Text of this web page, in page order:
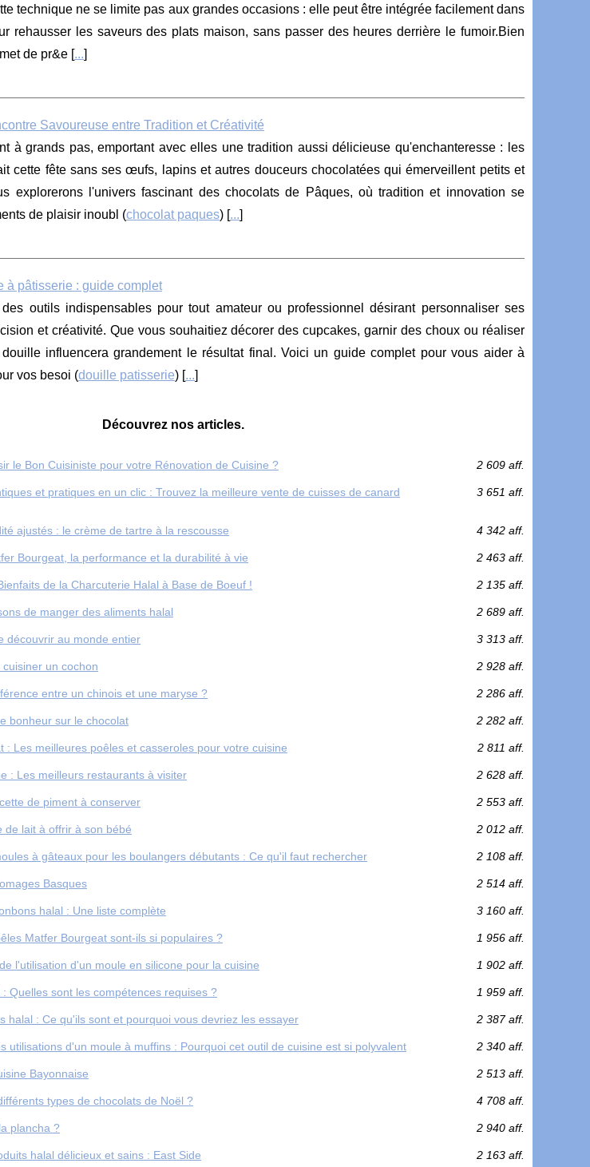
technique ne se limite pas aux grandes occasions : elle peut être intégrée facilement dans
rehausser les saveurs des plats maison, sans passer des heures derrière le fumoir.Bien
de pr&e [...]
Savoureuse entre Tradition et Créativité
à grands pas, emportant avec elles une tradition aussi délicieuse qu'enchanteresse : les
cette fête sans ses œufs, lapins et autres douceurs chocolatées qui émerveillent petits et
explorerons l'univers fascinant des chocolats de Pâques, où tradition et innovation se
de plaisir inoubl (chocolat paques) [...]
à pâtisserie : guide complet
outils indispensables pour tout amateur ou professionnel désirant personnaliser ses
et créativité. Que vous souhaitiez décorer des cupcakes, garnir des choux ou réaliser
influencera grandement le résultat final. Voici un guide complet pour vous aider à
vos besoi (douille patisserie) [...]
Découvrez nos articles.
le Bon Cuisiniste pour votre Rénovation de Cuisine ? 2 609 aff.
et pratiques en un clic : Trouvez la meilleure vente de cuisses de canard
3 651 aff.
ajustés : le crème de tartre à la rescousse 4 342 aff.
Bourgeat, la performance et la durabilité à vie 2 463 aff.
de la Charcuterie Halal à Base de Boeuf ! 2 135 aff.
de manger des aliments halal 2 689 aff.
découvrir au monde entier 3 313 aff.
un cochon 2 928 aff.
entre un chinois et une maryse ? 2 286 aff.
bonheur sur le chocolat 2 282 aff.
: Les meilleures poêles et casseroles pour votre cuisine 2 811 aff.
: Les meilleurs restaurants à visiter 2 628 aff.
de piment à conserver 2 553 aff.
de lait à offrir à son bébé 2 012 aff.
à gâteaux pour les boulangers débutants : Ce qu'il faut rechercher 2 108 aff.
Basques 2 514 aff.
halal : Une liste complète 3 160 aff.
Matfer Bourgeat sont-ils si populaires ? 1 956 aff.
l'utilisation d'un moule en silicone pour la cuisine 1 902 aff.
: Quelles sont les compétences requises ? 1 959 aff.
halal : Ce qu'ils sont et pourquoi vous devriez les essayer 2 387 aff.
utilisations d'un moule à muffins : Pourquoi cet outil de cuisine est si polyvalent 2 340 aff.
Bayonnaise 2 513 aff.
types de chocolats de Noël ? 4 708 aff.
plancha ? 2 940 aff.
halal délicieux et sains : East Side 2 163 aff.